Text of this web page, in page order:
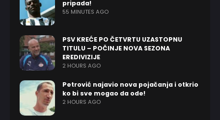
pripada!
55 MINUTES AGO
PSV KREĆE PO ČETVRTU UZASTOPNU
TITULU – POČINJE NOVA SEZONA
EREDIVIZIJE
2 HOURS AGO
Petrović najavio nova pojačanja i otkrio
ko bi sve mogao da ode!
2 HOURS AGO